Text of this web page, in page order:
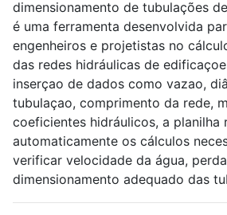
dimensionamento de tubulações
é uma ferramenta desenvolvida
engenheiros e projetistas no
das redes hidráulicas de
inserçao de dados como vazao,
tubulaçao, comprimento da rede,
coeficientes hidráulicos, a planilha
automaticamente os cálculos
verificar velocidade da água,
dimensionamento adequado das